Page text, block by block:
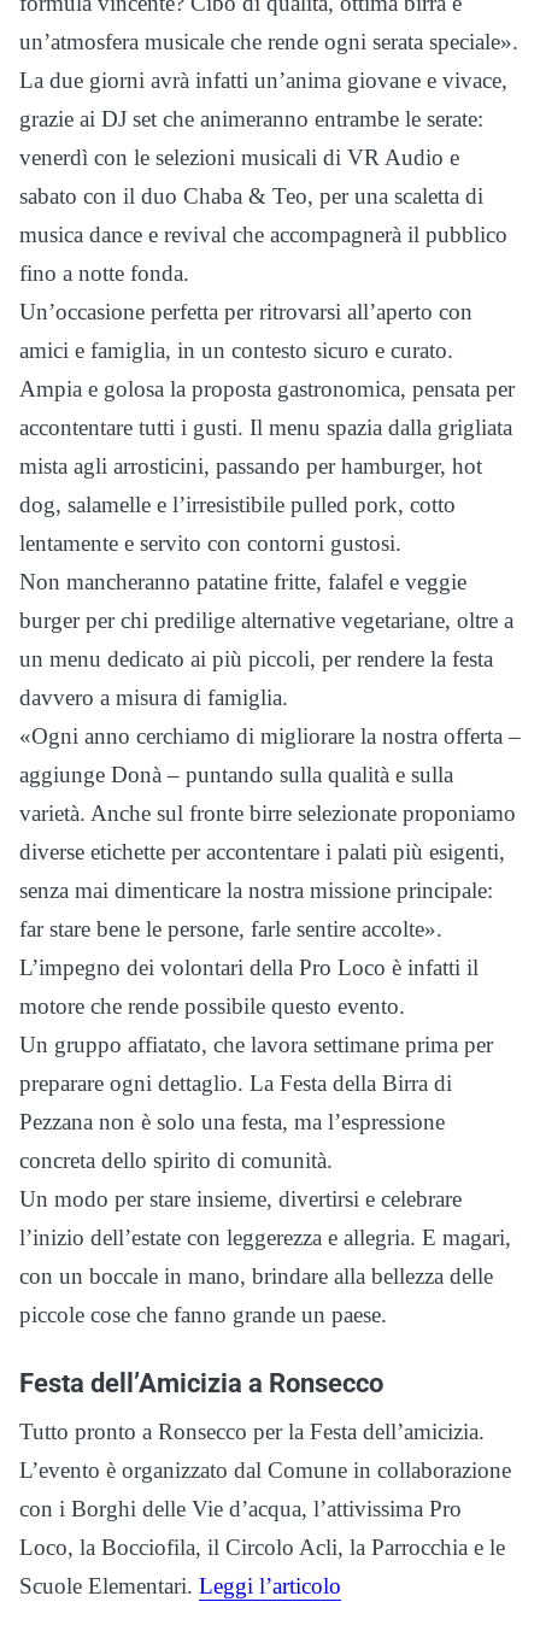
un’atmosfera musicale che rende ogni serata speciale».
La due giorni avrà infatti un’anima giovane e vivace,
grazie ai DJ set che animeranno entrambe le serate:
venerdì con le selezioni musicali di VR Audio e
sabato con il duo Chaba & Teo, per una scaletta di
musica dance e revival che accompagnerà il pubblico
fino a notte fonda.
Un’occasione perfetta per ritrovarsi all’aperto con
amici e famiglia, in un contesto sicuro e curato.
Ampia e golosa la proposta gastronomica, pensata per
accontentare tutti i gusti. Il menu spazia dalla grigliata
mista agli arrosticini, passando per hamburger, hot
dog, salamelle e l’irresistibile pulled pork, cotto
lentamente e servito con contorni gustosi.
Non mancheranno patatine fritte, falafel e veggie
burger per chi predilige alternative vegetariane, oltre a
un menu dedicato ai più piccoli, per rendere la festa
davvero a misura di famiglia.
«Ogni anno cerchiamo di migliorare la nostra offerta –
aggiunge Donà – puntando sulla qualità e sulla
varietà. Anche sul fronte birre selezionate proponiamo
diverse etichette per accontentare i palati più esigenti,
senza mai dimenticare la nostra missione principale:
far stare bene le persone, farle sentire accolte».
L’impegno dei volontari della Pro Loco è infatti il
motore che rende possibile questo evento.
Un gruppo affiatato, che lavora settimane prima per
preparare ogni dettaglio. La Festa della Birra di
Pezzana non è solo una festa, ma l’espressione
concreta dello spirito di comunità.
Un modo per stare insieme, divertirsi e celebrare
l’inizio dell’estate con leggerezza e allegria. E magari,
con un boccale in mano, brindare alla bellezza delle
piccole cose che fanno grande un paese.
Festa dell’Amicizia a Ronsecco
Tutto pronto a Ronsecco per la Festa dell’amicizia.
L’evento è organizzato dal Comune in collaborazione
con i Borghi delle Vie d’acqua, l’attivissima Pro
Loco, la Bocciofila, il Circolo Acli, la Parrocchia e le
Scuole Elementari. Leggi l’articolo